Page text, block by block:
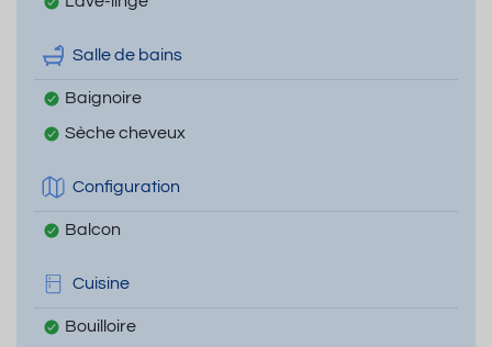
Salle de bains
Baignoire
Sèche cheveux
Configuration
Balcon
Cuisine
Bouilloire